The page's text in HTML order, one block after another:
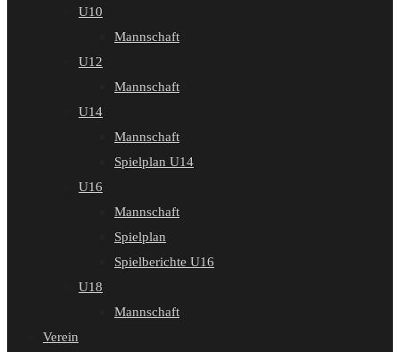
U10
Mannschaft
U12
Mannschaft
U14
Mannschaft
Spielplan U14
U16
Mannschaft
Spielplan
Spielberichte U16
U18
Mannschaft
Verein